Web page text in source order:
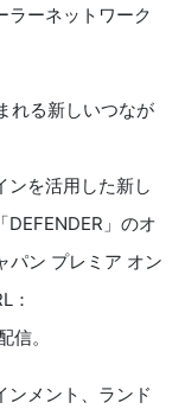
ラーネットワーク
れる新しいつなが
ンを活用した新し
」のオ
パン プレミア オン
：
。
ンメント、ランド